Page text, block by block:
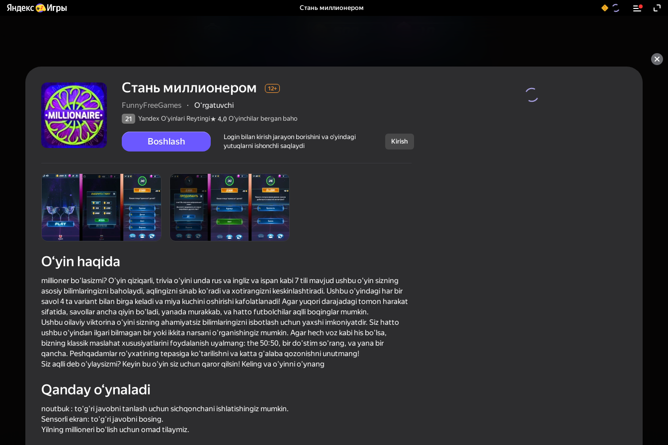
Стань миллионером
Bekor qilish
21 Yandex O'yinlari Reytingi
4,0 Oʻyinchilar bergan baho
Boshlash
Oʻyin haqida batafsil
Стань миллионером 12+
FunnyFreeGames · Oʻrgatuvchi
21 Yandex O'yinlari Reytingi 4,0 Oʻyinchilar bergan baho
Boshlash
Login bilan kirish jarayon borishini va o‘yindagi
yutuqlarni ishonchli saqlaydi
Kirish
O‘yin haqida
millioner bo'lasizmi? O'yin qiziqarli, trivia o'yini unda rus va ingliz va ispan kabi 7 tili mavjud ushbu o'yin sizning
asosiy bilimlaringizni baholaydi, aqlingizni sinab ko'radi va xotirangizni keskinlashtiradi. Ushbu o'yindagi har bir
savol 4 ta variant bilan birga keladi va miya kuchini oshirishi kafolatlanadi! Agar yuqori darajadagi tomon harakat
sifatida, savollar ancha qiyin bo'ladi, yanada murakkab, va hatto futbolchilar aqlli boqinglar mumkin.
Ushbu oilaviy viktorina o'yini sizning ahamiyatsiz bilimlaringizni isbotlash uchun yaxshi imkoniyatdir. Siz hatto
ushbu o'yindan ilgari bilmagan bir yoki ikkita narsani o'rganishingiz mumkin. Agar hech voz kabi his bo'lsa,
bizning klassik maslahat xususiyatlarini foydalanish uyalmang: the 50:50, bir do'stim so'rang, va yana bir
qancha. Peshqadamlar ro'yxatining tepasiga ko'tarilishni va katta g'alaba qozonishni unutmang!
Siz aqlli deb o'ylaysizmi? Keyin bu o'yin siz uchun qaror qilsin! Keling va o'yinni o'ynang
Qanday o‘ynaladi
noutbuk : to'g'ri javobni tanlash uchun sichqonchani ishlatishingiz mumkin.
Sensorli ekran: to'g'ri javobni bosing.
Yilning millioneri bo'lish uchun omad tilaymiz.